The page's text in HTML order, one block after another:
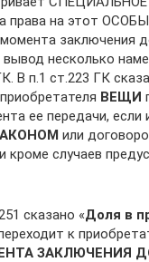
права на этот
заключения
несколько
В п.1 ст.223 ГК
ВЕЩИ
ее передачи, если
или
кроме случаев
сказано «Доля в
к
ЗАКЛЮЧЕНИЯ